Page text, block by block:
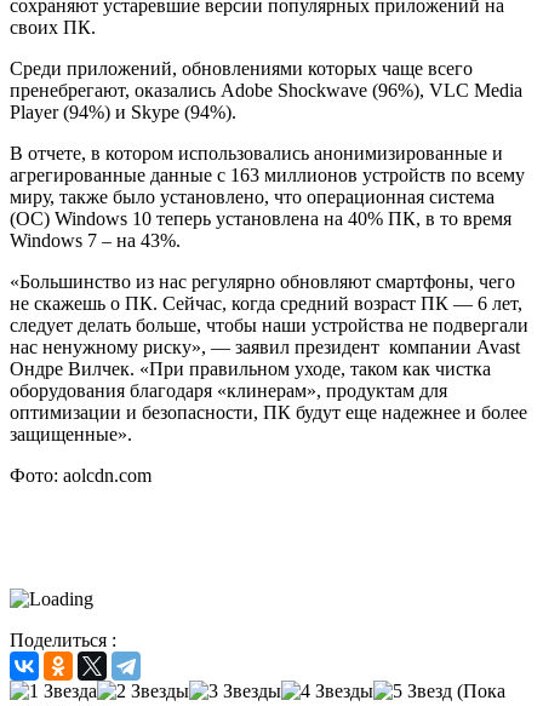
сохраняют устаревшие версии популярных приложений на
своих ПК.
Среди приложений, обновлениями которых чаще всего
пренебрегают, оказались Adobe Shockwave (96%), VLC Media
Player (94%) и Skype (94%).
В отчете, в котором использовались анонимизированные и
агрегированные данные с 163 миллионов устройств по всему
миру, также было установлено, что операционная система
(ОС) Windows 10 теперь установлена на 40% ПК, в то время
Windows 7 – на 43%.
«Большинство из нас регулярно обновляют смартфоны, чего
не скажешь о ПК. Сейчас, когда средний возраст ПК — 6 лет,
следует делать больше, чтобы наши устройства не подвергали
нас ненужному риску», — заявил президент компании Avast
Ондре Вилчек. «При правильном уходе, таком как чистка
оборудования благодаря «клинерам», продуктам для
оптимизации и безопасности, ПК будут еще надежнее и более
защищенные».
Фото: aolcdn.com
Поделиться :
(Пока